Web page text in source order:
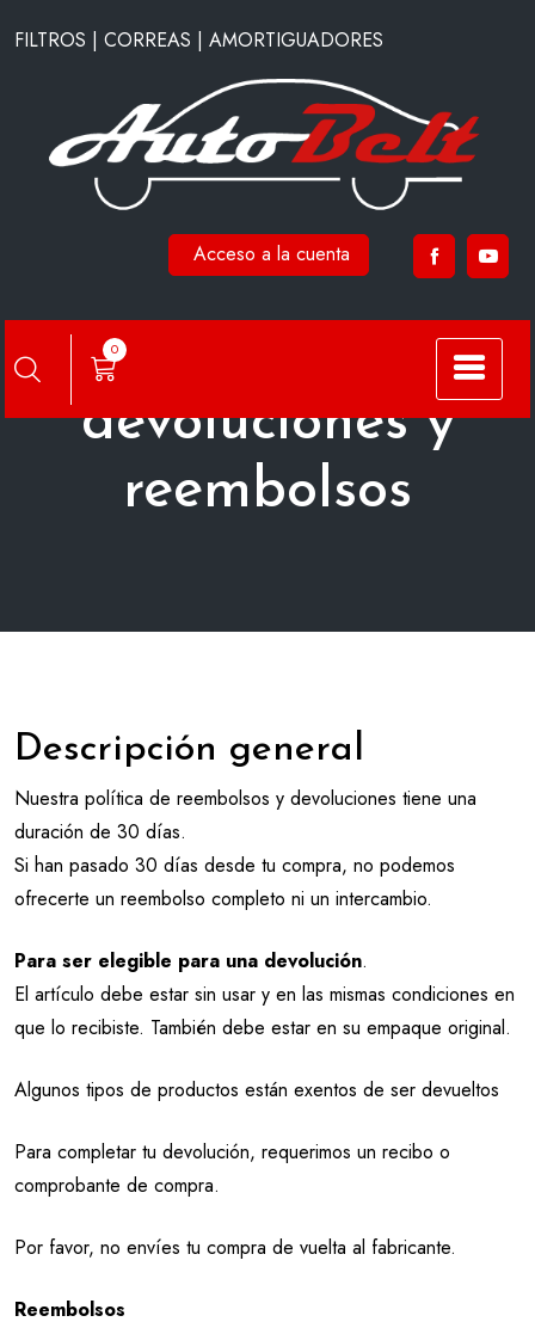
FILTROS | CORREAS | AMORTIGUADORES
Acceso a la cuenta
0
devoluciones y
reembolsos
Descripción general
Nuestra política de reembolsos y devoluciones tiene una
duración de 30 días.
Si han pasado 30 días desde tu compra, no podemos
ofrecerte un reembolso completo ni un intercambio.
Para ser elegible para una devolución.
El artículo debe estar sin usar y en las mismas condiciones en
que lo recibiste. También debe estar en su empaque original.
Algunos tipos de productos están exentos de ser devueltos
Para completar tu devolución, requerimos un recibo o
comprobante de compra.
Por favor, no envíes tu compra de vuelta al fabricante.
Reembolsos